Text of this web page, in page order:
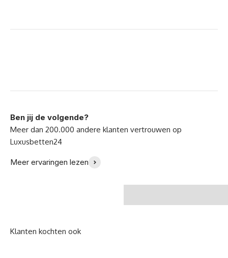
Ben jij de volgende?
Meer ervaringen lezen
mijn nieuwe bank -